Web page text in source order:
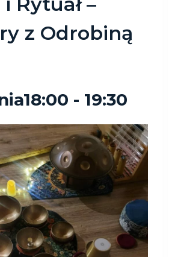
z Odrobiną
- 19:30